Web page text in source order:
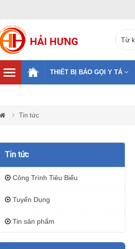
THIẾT BỊ BÁO GỌI Y TÁ
Tin tức
Tin tức
Công Trình Tiêu Biểu
Tuyển Dụng
Tin sản phẩm